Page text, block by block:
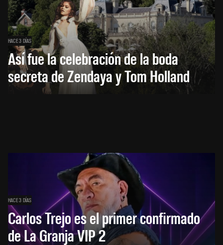
HACE 3 DÍAS
Así fue la celebración de la boda
secreta de Zendaya y Tom Holland
HACE 3 DÍAS
Carlos Trejo es el primer confirmado
de La Granja VIP 2